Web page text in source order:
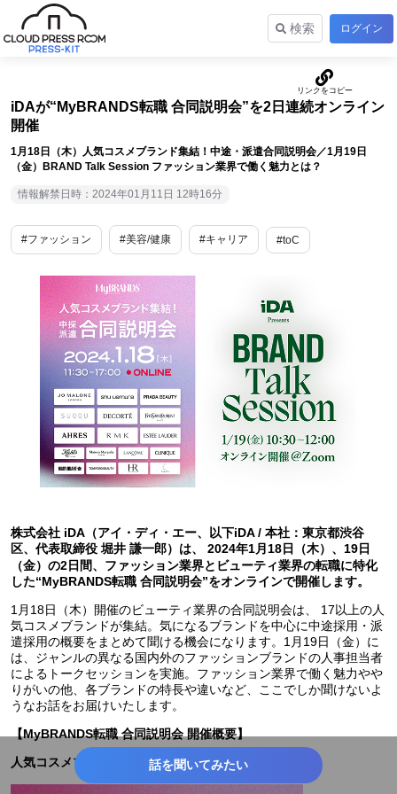
検索 ログイン
iDAが“MyBRANDS転職 合同説明会”を2日連続オンライン
開催
1月18日（木）人気コスメブランド集結！中途・派遣合同説明会／1月19日
（金）BRAND Talk Session ファッション業界で働く魅力とは？
情報解禁日時：2024年01月11日 12時16分
#ファッション #美容/健康 #キャリア #toC
株式会社 iDA（アイ・ディ・エー、以下iDA / 本社：東京都渋谷
区、代表取締役 堀井 謙一郎）は、 2024年1月18日（木）、19日
（金）の2日間、ファッション業界とビューティ業界の転職に特化
した“MyBRANDS転職 合同説明会”をオンラインで開催します。
1月18日（木）開催のビューティ業界の合同説明会は、 17以上の人
気コスメブランドが集結。気になるブランドを中心に中途採用・派
遣採用の概要をまとめて聞ける機会になります。1月19日（金）に
は、ジャンルの異なる国内外のファッションブランドの人事担当者
によるトークセッションを実施。ファッション業界で働く魅力やや
りがいの他、各ブランドの特長や違いなど、ここでしか聞けないよ
うなお話をお届けいたします。
【MyBRANDS転職 合同説明会 開催概要】
人気コスメブランド集結！中途・派遣合同説明会
話を聞いてみたい